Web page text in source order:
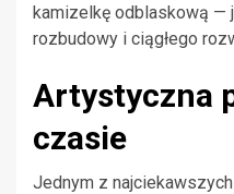
kamizelkę odblaskową —
rozbudowy i ciągłego
Artystyczna
czasie
Jednym z